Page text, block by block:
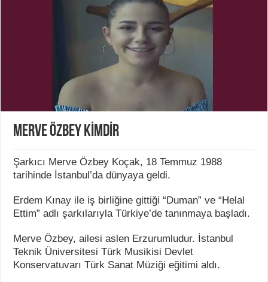
MERVE ÖZBEY KİMDİR
Şarkıcı Merve Özbey Koçak, 18 Temmuz 1988
tarihinde İstanbul’da dünyaya geldi.
Erdem Kınay ile iş birliğine gittiği “Duman” ve “Helal
Ettim” adlı şarkılarıyla Türkiye’de tanınmaya başladı.
Merve Özbey, ailesi aslen Erzurumludur. İstanbul
Teknik Üniversitesi Türk Musikisi Devlet
Konservatuvarı Türk Sanat Müziği eğitimi aldı.